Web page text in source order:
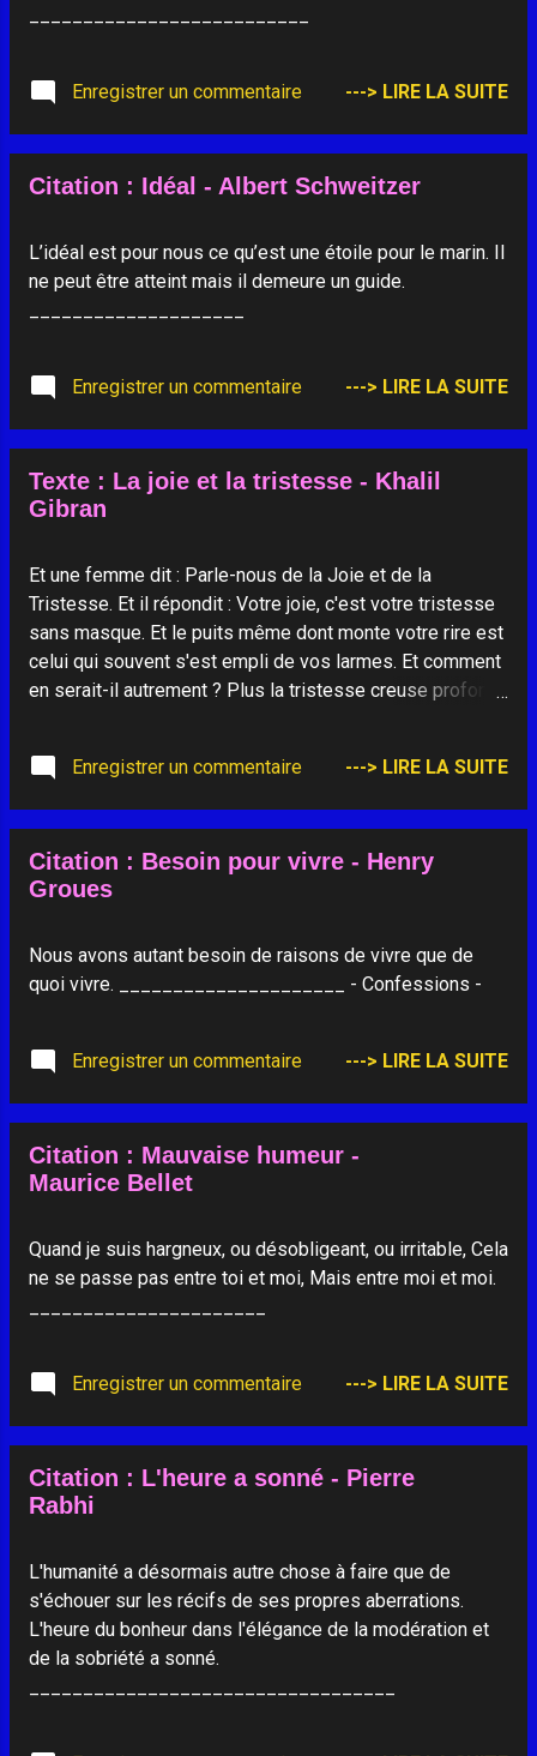
Enregistrer un commentaire ---> LIRE LA SUITE
Citation : Idéal - Albert Schweitzer
L’idéal est pour nous ce qu’est une étoile pour le marin. Il
ne peut être atteint mais il demeure un guide.
Enregistrer un commentaire ---> LIRE LA SUITE
Texte : La joie et la tristesse - Khalil
Gibran
Et une femme dit : Parle-nous de la Joie et de la
Tristesse. Et il répondit : Votre joie, c'est votre tristesse
sans masque. Et le puits même dont monte votre rire est
celui qui souvent s'est empli de vos larmes. Et comment
en serait-il autrement ? Plus la tristesse creuse profond
qui passa par le four du potier ? Et le luth qui pacifie
votre âme n'est-il pas cette pièce de bois qui fut creusée
par le couteau ? Lorsque vous vous réjouissez, regardez
dans les abîmes de votre cœur, vous découvrirez que ce
qui vous donna la tristesse est cela même qui vous
chagrin, regardez à nouveau dans votre cœur, vous vous
apercevrez que ce que vous déplorez n'est que cela qui
Enregistrer un commentaire ---> LIRE LA SUITE
Citation : Besoin pour vivre - Henry
Groues
Nous avons autant besoin de raisons de vivre que de
quoi vivre. _____________________ - Confessions -
Enregistrer un commentaire ---> LIRE LA SUITE
Citation : Mauvaise humeur -
Maurice Bellet
Quand je suis hargneux, ou désobligeant, ou irritable, Cela
ne se passe pas entre toi et moi, Mais entre moi et moi.
Enregistrer un commentaire ---> LIRE LA SUITE
Citation : L'heure a sonné - Pierre
Rabhi
L'humanité a désormais autre chose à faire que de
s'échouer sur les récifs de ses propres aberrations.
L'heure du bonheur dans l'élégance de la modération et
de la sobriété a sonné.